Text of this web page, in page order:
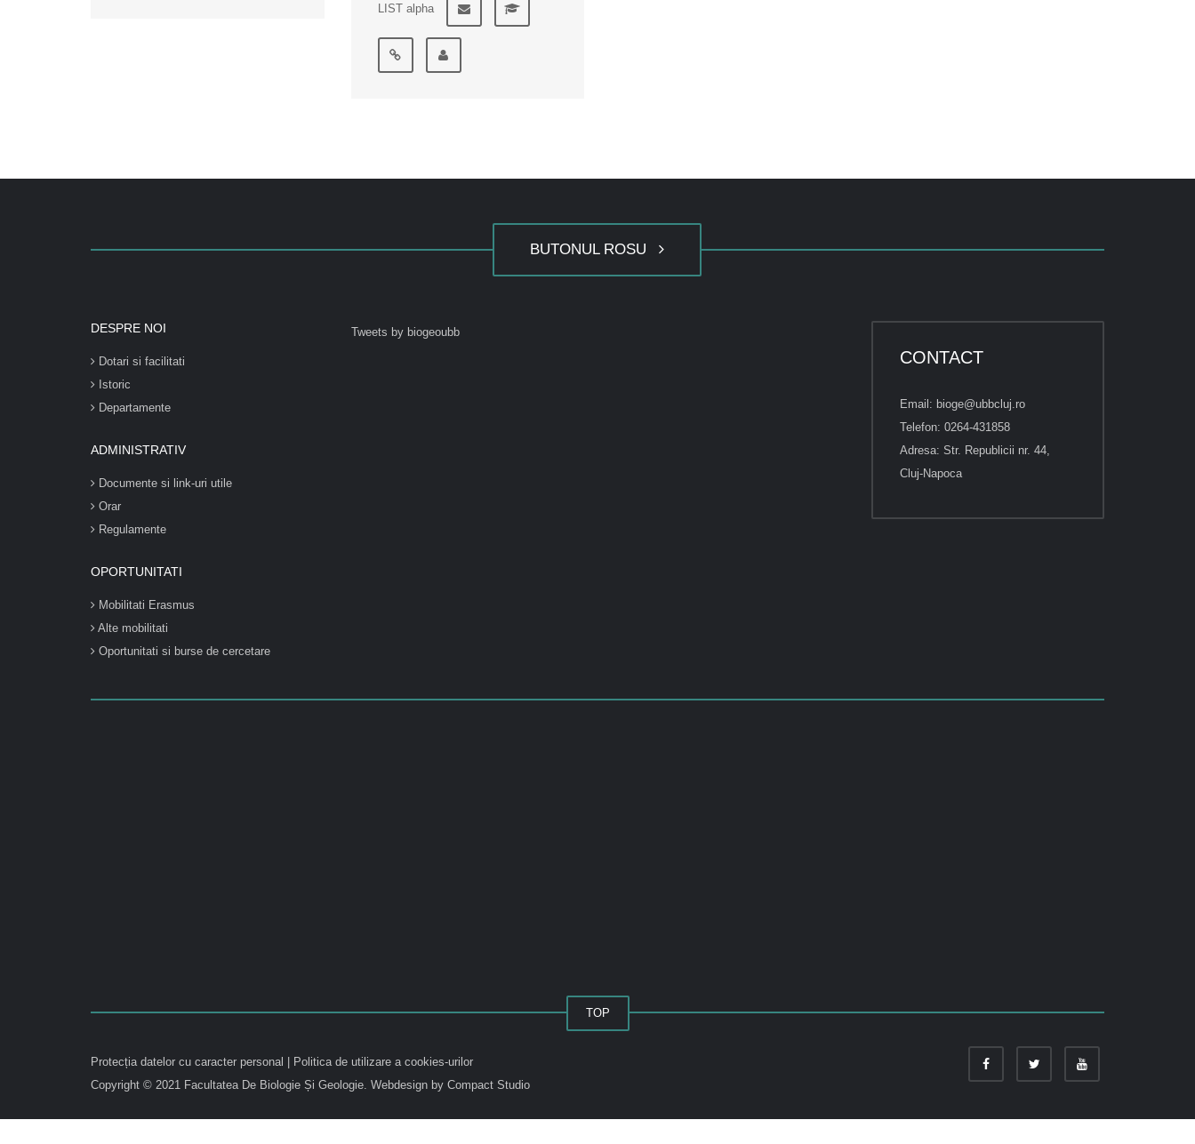
LIST alpha
BUTONUL ROSU
DESPRE NOI
Dotari si facilitati
Istoric
Departamente
ADMINISTRATIV
Documente si link-uri utile
Orar
Regulamente
OPORTUNITATI
Mobilitati Erasmus
Alte mobilitati
Oportunitati si burse de cercetare
Tweets by biogeoubb
CONTACT
Email: bioge@ubbcluj.ro
Telefon: 0264-431858
Adresa: Str. Republicii nr. 44,
Cluj-Napoca
TOP
Protecția datelor cu caracter personal
Politica de utilizare a cookies-urilor
Copyright © 2021 Facultatea De Biologie Și Geologie. Webdesign by Compact Studio